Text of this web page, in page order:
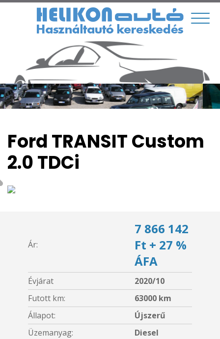
Ford TRANSIT Custom
2.0 TDCi
Ár:
7 866 142
Ft + 27 %
ÁFA
Évjárat
2020/10
Futott km:
63000 km
Állapot:
Újszerű
Üzemanyag:
Diesel